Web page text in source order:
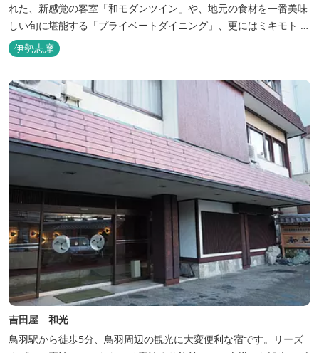
れた、新感覚の客室「和モダンツイン」や、地元の食材を一番美味
しい旬に堪能する「プライベートダイニング」、更にはミキモト コ
スメティックスとの提携により実現した、日本初の「パールオーロ
ラ風呂」が誕生。
伊勢志摩
吉田屋 和光
鳥羽駅から徒歩5分、鳥羽周辺の観光に大変便利な宿です。リーズ